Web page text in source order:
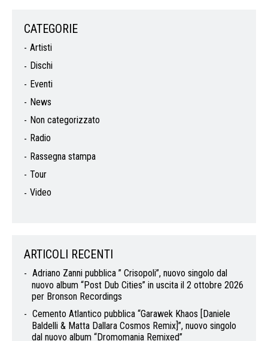
CATEGORIE
Artisti
Dischi
Eventi
News
Non categorizzato
Radio
Rassegna stampa
Tour
Video
ARTICOLI RECENTI
Adriano Zanni pubblica ” Crisopoli”, nuovo singolo dal
nuovo album “Post Dub Cities” in uscita il 2 ottobre 2026
per Bronson Recordings
Cemento Atlantico pubblica “Garawek Khaos [Daniele
Baldelli & Matta Dallara Cosmos Remix]”, nuovo singolo
dal nuovo album “Dromomania Remixed”